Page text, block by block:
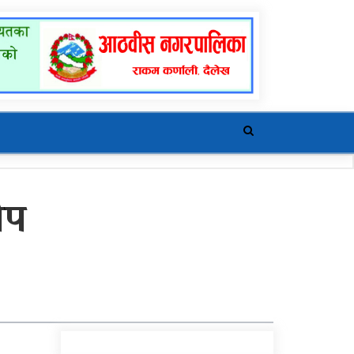
अल्पसंख्यक बालबालिका तथा